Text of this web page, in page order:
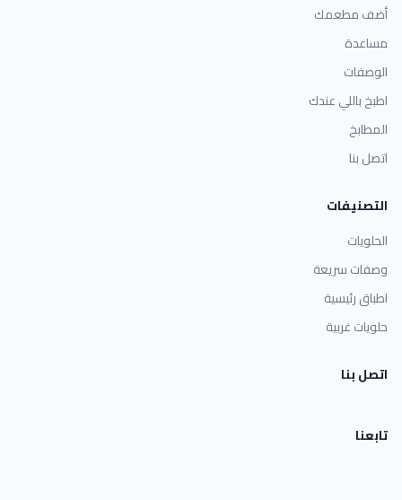
أضف مطعمك
مساعدة
الوصفات
اطبخ باللي عندك
المطابخ
اتصل بنا
التصنيفات
الحلويات
وصفات سريعة
اطباق رئيسية
حلويات غربية
اتصل بنا
تابعنا